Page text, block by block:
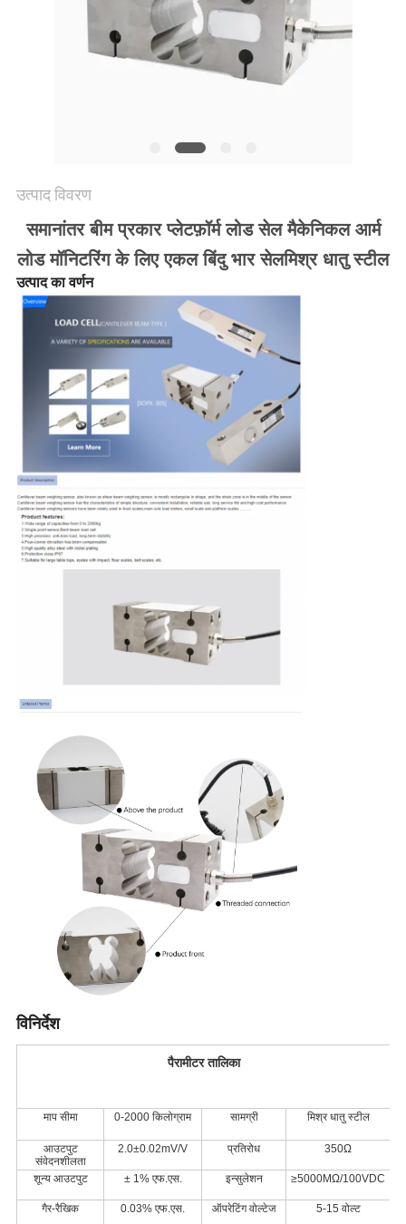
उत्पाद विवरण
समानांतर बीम प्रकार प्लेटफ़ॉर्म लोड सेल मैकेनिकल आर्म
लोड मॉनिटरिंग के लिए एकल बिंदु भार सेलमिश्र धातु स्टील
उत्पाद का वर्णन
विनिर्देश
पैरामीटर तालिका
माप सीमा 0-2000 किलोग्राम सामग्री मिश्र धातु स्टील
आउटपुट
संवेदनशीलता
2.0±0.02mV/V प्रतिरोध 350Ω
शून्य आउटपुट ± 1% एफ.एस. इन्सुलेशन ≥5000MΩ/100VDC
गैर-रैखिक 0.03% एफ.एस. ऑपरेटिंग वोल्टेज 5-15 वोल्ट